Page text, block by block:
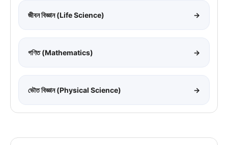
জীবন বিজ্ঞান (Life Science) →
গণিত (Mathematics) →
ভৌত বিজ্ঞান (Physical Science) →